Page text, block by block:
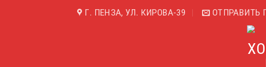
Г. ПЕНЗА, УЛ. КИРОВА-39 ОТПРАВИТЬ